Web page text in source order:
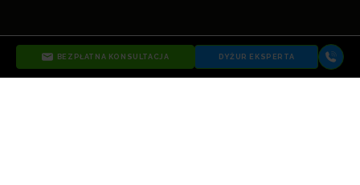
BEZPŁATNA KONSULTACJA DYŻUR EKSPERTA